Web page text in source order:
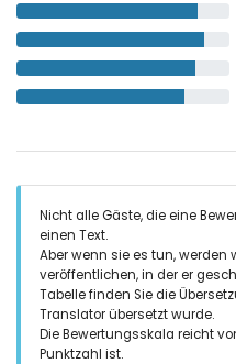
Nicht alle Gäste, die eine
einen Text.
Aber wenn sie es tun, werden
veröffentlichen, in der er
Tabelle finden Sie die
Translator übersetzt wurde.
Die Bewertungsskala reicht
Punktzahl ist.